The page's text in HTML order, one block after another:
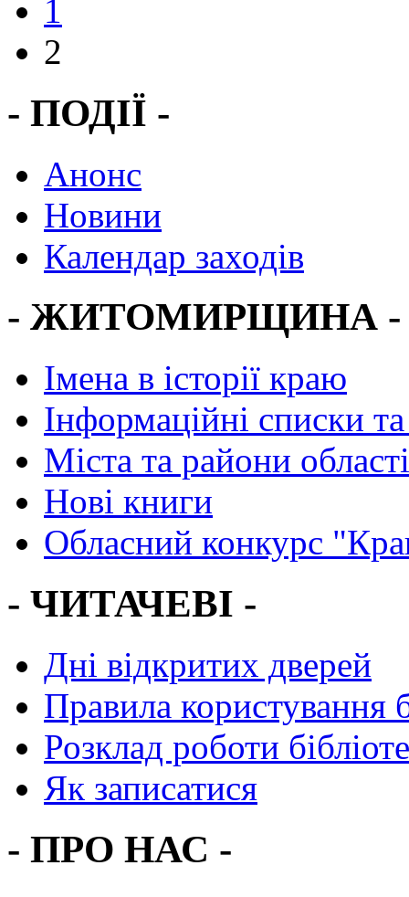
1
2
- ПОДІЇ -
Анонс
Новини
Календар заходів
- ЖИТОМИРЩИНА -
Імена в історії краю
Інформаційні списки
Міста та райони області
Нові книги
Обласний конкурс
- ЧИТАЧЕВІ -
Дні відкритих дверей
Правила користування
Розклад роботи
Як записатися
- ПРО НАС -